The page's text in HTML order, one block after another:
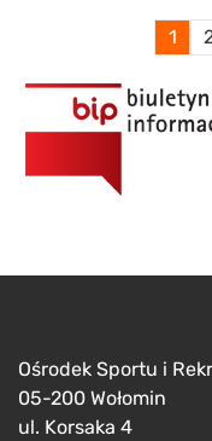
1
Ośrodek Sportu i
05-200 Wołomin
ul. Korsaka 4